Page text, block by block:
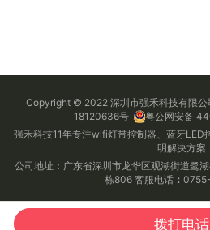
Copyright © 2022 深圳市强禾科技有限公
18120636号
粤公网安备
强禾科技11年专注wifi灯带控制器、蓝牙LED
明解决方案
公司地址：广东省深圳市龙华区观湖街道鹭
栋806 客服电话：
拨打电话